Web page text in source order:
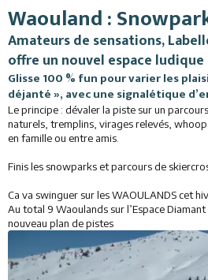
Hébergements
Activités
Restaurants
Animations
Services
Waouland :
Amateurs de sensations,
offre un nouvel espace
Glisse 100 % fun pour varier les
déjanté », avec une signalétique
Le principe : dévaler la piste sur un
naturels, tremplins, virages relevés,
en famille ou entre amis.
Finis les snowparks et parcours de
Ca va swinguer sur les WAOULANDS cet
Au total 9 Waoulands sur l’Espace
nouveau plan de pistes